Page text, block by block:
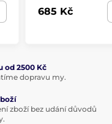
685 Kč
od 2500 Kč
dopravu my.
zboží bez udání důvodů